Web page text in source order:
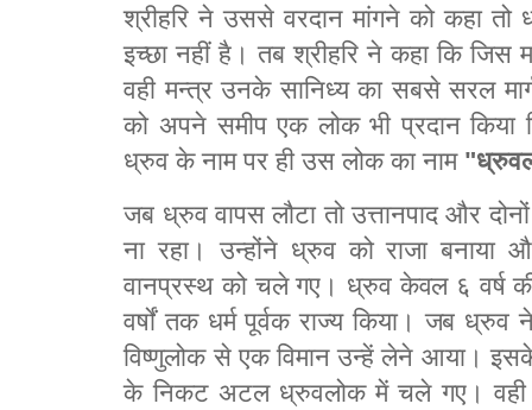
श्रीहरि ने उससे वरदान मांगने को कहा
इच्छा नहीं है। तब श्रीहरि ने कहा कि
वही मन्त्र उनके सानिध्य का सबसे सरल
को अपने समीप एक लोक भी प्रदान किया
ध्रुव के नाम पर ही उस लोक का नाम
जब ध्रुव वापस लौटा तो उत्तानपाद और
ना रहा। उन्होंने ध्रुव को राजा
वानप्रस्थ को चले गए। ध्रुव केवल ६ वर्ष
वर्षों तक धर्म पूर्वक राज्य किया। जब ध्रुव
विष्णुलोक से एक विमान उन्हें लेने आया।
के निकट अटल ध्रुवलोक में चले गए।